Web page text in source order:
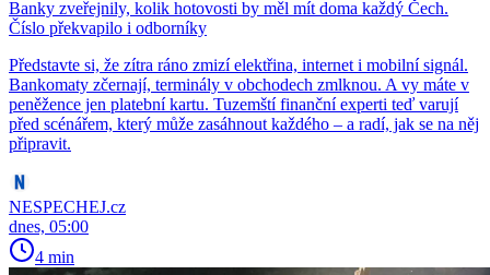
Banky zveřejnily, kolik hotovosti by měl mít doma každý Čech.
Číslo překvapilo i odborníky
Představte si, že zítra ráno zmizí elektřina, internet i mobilní signál.
Bankomaty zčernají, terminály v obchodech zmlknou. A vy máte v
peněžence jen platební kartu. Tuzemští finanční experti teď varují
před scénářem, který může zasáhnout každého – a radí, jak se na něj
připravit.
NESPECHEJ.cz
dnes, 05:00
4 min